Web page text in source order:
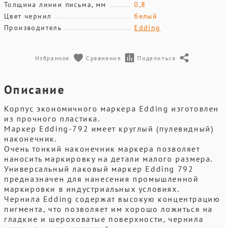
Толщина линии письма, мм
0,8
Цвет чернил
белый
Производитель
Edding
Избранное Сравнение Поделиться
Описание
Корпус экономичного маркера Edding изготовлен
из прочного пластика.
Маркер Edding-792 имеет круглый (пулевидный)
наконечник.
Очень тонкий наконечник маркера позволяет
наносить маркировку на детали малого размера.
Универсальный лаковый маркер Edding 792
предназначен для нанесения промышленной
маркировки в индустриальных условиях.
Чернила Edding содержат высокую концентрацию
пигмента, что позволяет им хорошо ложиться на
гладкие и шероховатые поверхности, чернила